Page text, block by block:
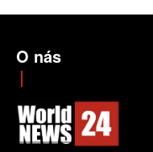
O nás